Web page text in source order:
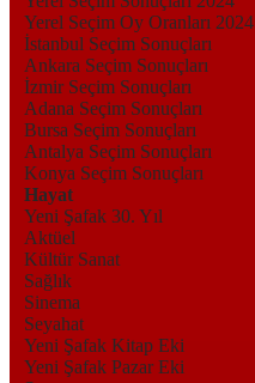
Yerel Seçim Oy Oranları 2024
İstanbul Seçim Sonuçları
Ankara Seçim Sonuçları
İzmir Seçim Sonuçları
Adana Seçim Sonuçları
Bursa Seçim Sonuçları
Antalya Seçim Sonuçları
Konya Seçim Sonuçları
Hayat
Yeni Şafak 30. Yıl
Aktüel
Kültür Sanat
Sağlık
Sinema
Seyahat
Yeni Şafak Kitap Eki
Yeni Şafak Pazar Eki